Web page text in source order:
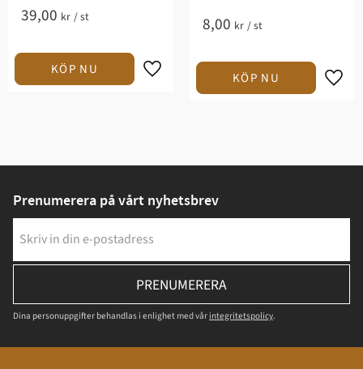
39,00 kr /st 8,00 kr /st
Prenumerera på vårt nyhetsbrev
PRENUMERERA
Dina personuppgifter behandlas i enlighet med vår integritetspolicy.